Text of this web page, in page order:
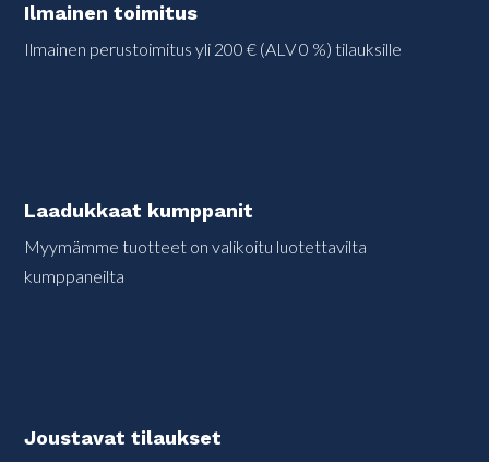
Ilmainen toimitus
Ilmainen perustoimitus yli 200 € (ALV 0 %) tilauksille
Laadukkaat kumppanit
Myymämme tuotteet on valikoitu luotettavilta
kumppaneilta
Joustavat tilaukset